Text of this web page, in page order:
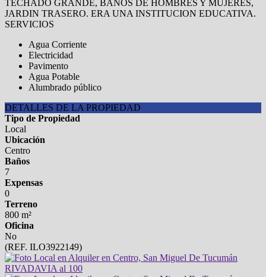
TECHADO GRANDE, BAÑOS DE HOMBRES Y MUJERES,
JARDIN TRASERO. ERA UNA INSTITUCION EDUCATIVA.
SERVICIOS
Agua Corriente
Electricidad
Pavimento
Agua Potable
Alumbrado público
DETALLES DE LA PROPIEDAD
Tipo de Propiedad
Local
Ubicación
Centro
Baños
7
Expensas
0
Terreno
800 m²
Oficina
No
(REF. ILO3922149)